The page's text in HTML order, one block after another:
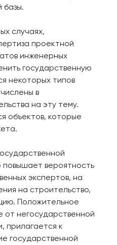
базы.
случаях,
проектной
инженерных
государственную
некоторых типов
в
на эту тему.
объектов, которые
повышает вероятность
экспертов, на
на строительство,
Положительное
от негосударственной
прилагается к
государственной